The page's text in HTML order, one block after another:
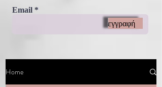
Email
εγγραφή
Home